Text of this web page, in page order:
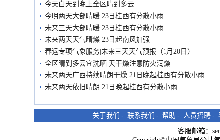
今天白天到晚上全区晴到多云
今明两天大部晴暖 23日桂西有分散小雨
未来三天大部晴暖 23日桂西有分散小雨
未来两天天气晴燥 23日起南风加强
春运专项气象服务|未来三天天气预报（1月20日）
全区晴到多云宜洗晒 天干燥注意防火润燥
未来两天广西持续晴朗干燥 21日晚起桂西有分散小雨
未来两天依旧晴朗 21日晚起桂西有分散小雨
关于我们 - 联系我们 - 帮助 - 人员招聘 -
客服邮箱：